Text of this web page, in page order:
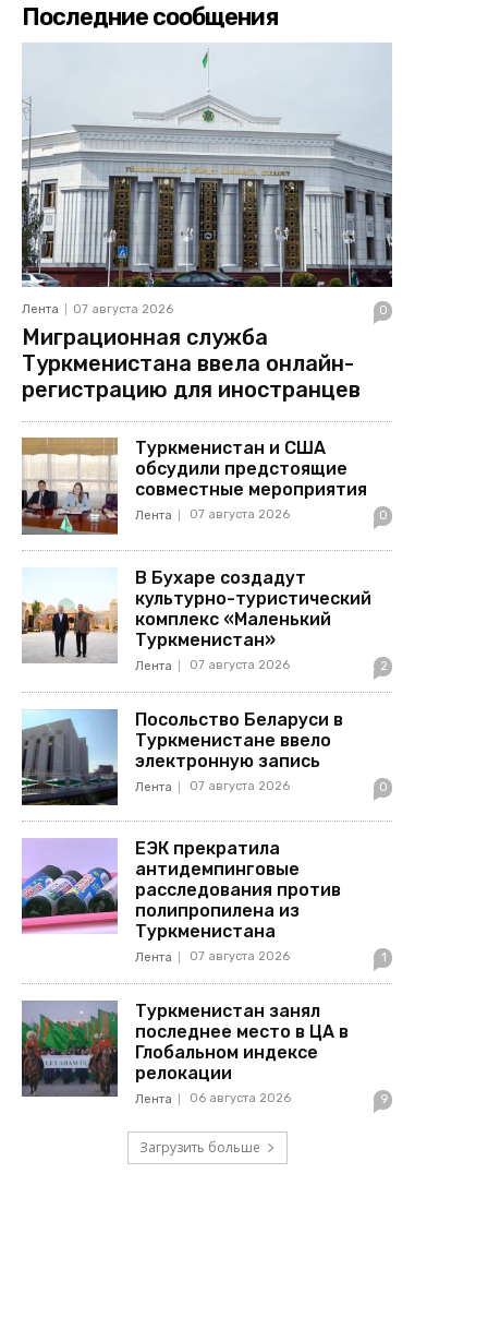
Последние сообщения
Лента 07 августа 2026 0
Миграционная служба
Туркменистана ввела онлайн-
регистрацию для иностранцев
Туркменистан и США
обсудили предстоящие
совместные мероприятия
Лента 07 августа 2026 0
В Бухаре создадут
культурно-туристический
комплекс «Маленький
Туркменистан»
Лента 07 августа 2026 2
Посольство Беларуси в
Туркменистане ввело
электронную запись
Лента 07 августа 2026 0
ЕЭК прекратила
антидемпинговые
расследования против
полипропилена из
Туркменистана
Лента 07 августа 2026 1
Туркменистан занял
последнее место в ЦА в
Глобальном индексе
релокации
Лента 06 августа 2026 9
Загрузить больше